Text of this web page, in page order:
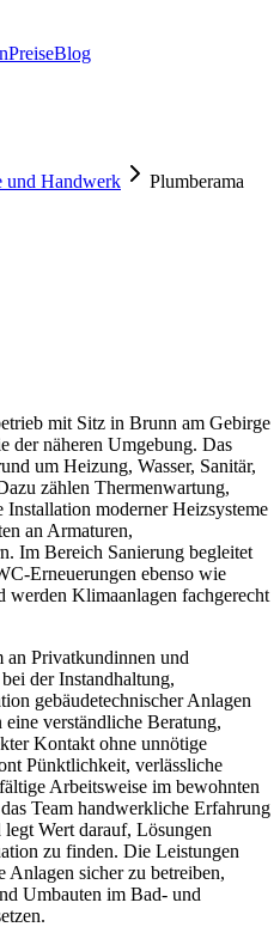
PreiseBlog
und Handwerk
Plumberama
mit Sitz in Brunn am Gebirge
der näheren Umgebung. Das
um Heizung, Wasser, Sanitär,
zählen Thermenwartung,
Installation moderner Heizsysteme
an Armaturen,
Im Bereich Sanierung begleitet
Erneuerungen ebenso wie
werden Klimaanlagen fachgerecht
Privatkundinnen und
der Instandhaltung,
gebäudetechnischer Anlagen
verständliche Beratung,
Kontakt ohne unnötige
Pünktlichkeit, verlässliche
Arbeitsweise im bewohnten
Team handwerkliche Erfahrung
Wert darauf, Lösungen
zu finden. Die Leistungen
Anlagen sicher zu betreiben,
Umbauten im Bad- und